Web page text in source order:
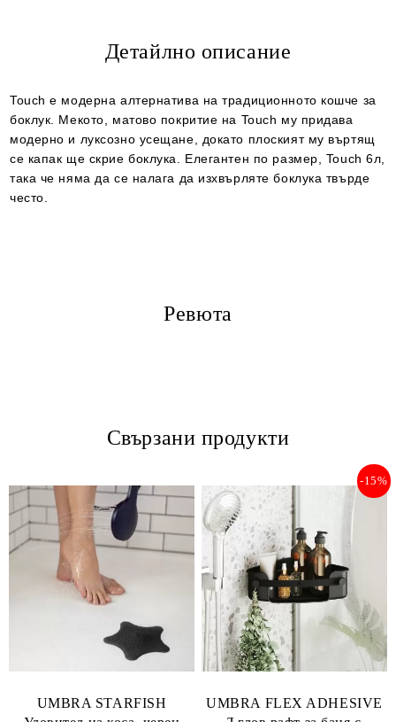
Ние ще се свържем с вас в рамките на работния ден.
Детайлно описание
Touch е модерна алтернатива на традиционното кошче за
боклук. Мекото, матово покритие на Touch му придава
модерно и луксозно усещане, докато плоският му въртящ
се капак ще скрие боклука. Елегантен по размер, Touch 6л,
така че няма да се налага да изхвърляте боклука твърде
често.
Ревюта
Свързани продукти
UMBRA STARFISH
UMBRA FLEX ADHESIVE
-15%